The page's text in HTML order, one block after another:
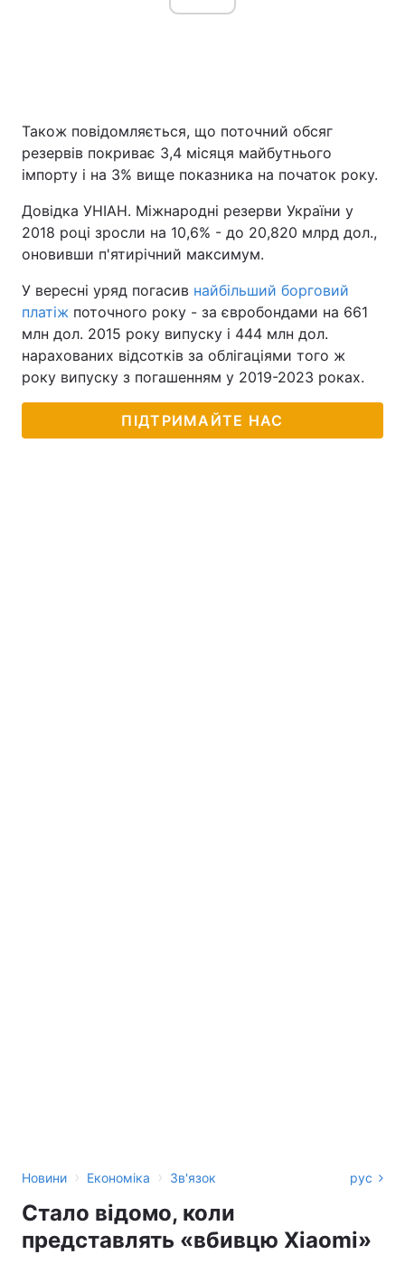
Також повідомляється, що поточний обсяг
резервів покриває 3,4 місяця майбутнього
імпорту і на 3% вище показника на початок року.
Довідка УНІАН. Міжнародні резерви України у
2018 році зросли на 10,6% - до 20,820 млрд дол.,
оновивши п'ятирічний максимум.
У вересні уряд погасив найбільший борговий
платіж поточного року - за євробондами на 661
млн дол. 2015 року випуску і 444 млн дол.
нарахованих відсотків за облігаціями того ж
року випуску з погашенням у 2019-2023 роках.
ПІДТРИМАЙТЕ НАС
Новини › Економіка › Зв'язок рус
Стало відомо, коли
представлять «вбивцю Xiaomi»